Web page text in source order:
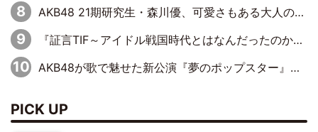
AKB48 21期研究生・森川優、可愛さもある大人の女性に
『証言TIF～アイドル戦国時代とはなんだったのか～』第10回：さくら学院・武藤彩未×飯田らうら「正直、中3で辞めるというのを信じてなくて。そう言われてはいたけど、嘘でしょって」
AKB48が歌で魅せた新公演『夢のポップスター』 初日から全身全霊のステージ
PICK UP